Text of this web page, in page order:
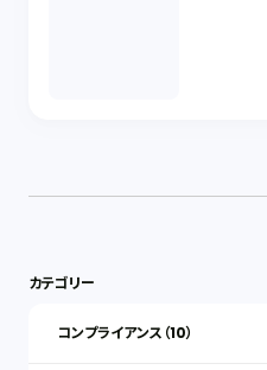
カテゴリー
コンプライアンス（10）